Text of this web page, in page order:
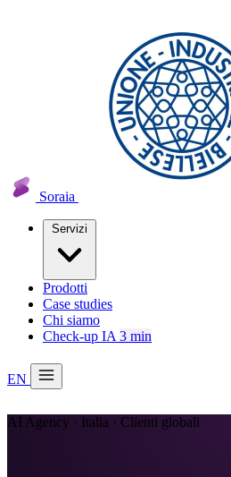
Soraia
Servizi
Prodotti
Case studies
Chi siamo
Check-up IA 3 min
EN
Soraia
AI Agency · Italia · Clienti globali